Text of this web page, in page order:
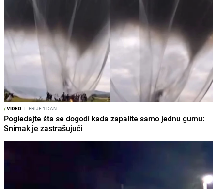
/VIDEO I PRIJE 1 DAN
Pogledajte šta se dogodi kada zapalite samo jednu gumu:
Snimak je zastrašujući